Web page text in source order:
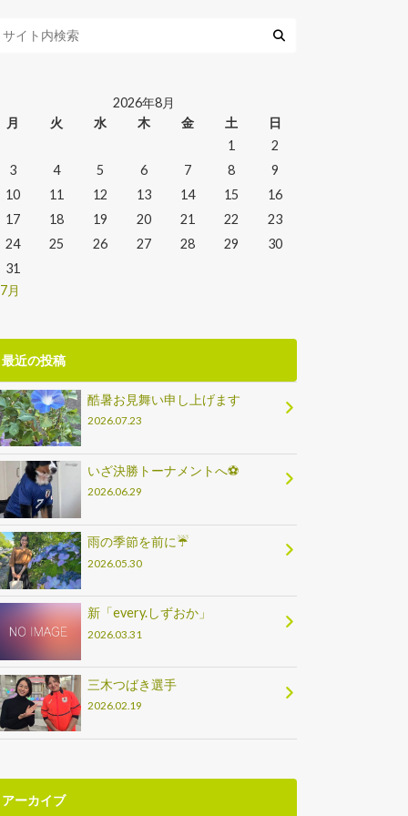
2026年8月
月
火 水 木 金 土
日
1
2
3
4 5 6 7 8
9
10
11 12 13 14 15
16
17
18 19 20 21 22
23
24
25 26 27 28 29
30
31
月
最近の投稿
酷暑お見舞い申し上げます
2026.07.23
いざ決勝トーナメントへ⚽
2026.06.29
雨の季節を前に☔
2026.05.30
新「every.しずおか」
2026.03.31
三木つばき選手
2026.02.19
アーカイブ